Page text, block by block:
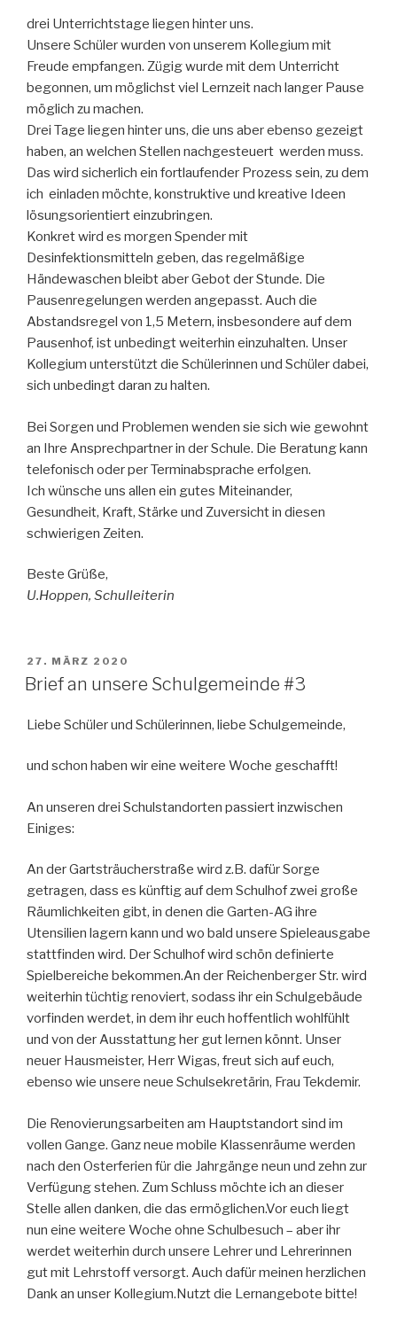
drei Unterrichtstage liegen hinter uns.
Unsere Schüler wurden von unserem Kollegium mit
Freude empfangen. Zügig wurde mit dem Unterricht
begonnen, um möglichst viel Lernzeit nach langer Pause
möglich zu machen.
Drei Tage liegen hinter uns, die uns aber ebenso gezeigt
haben, an welchen Stellen nachgesteuert werden muss.
Das wird sicherlich ein fortlaufender Prozess sein, zu dem
ich einladen möchte, konstruktive und kreative Ideen
lösungsorientiert einzubringen.
Konkret wird es morgen Spender mit
Desinfektionsmitteln geben, das regelmäßige
Händewaschen bleibt aber Gebot der Stunde. Die
Pausenregelungen werden angepasst. Auch die
Abstandsregel von 1,5 Metern, insbesondere auf dem
Pausenhof, ist unbedingt weiterhin einzuhalten. Unser
Kollegium unterstützt die Schülerinnen und Schüler dabei,
sich unbedingt daran zu halten.
Bei Sorgen und Problemen wenden sie sich wie gewohnt
an Ihre Ansprechpartner in der Schule. Die Beratung kann
telefonisch oder per Terminabsprache erfolgen.
Ich wünsche uns allen ein gutes Miteinander,
Gesundheit, Kraft, Stärke und Zuversicht in diesen
schwierigen Zeiten.
Beste Grüße,
U.Hoppen, Schulleiterin
VERÖFFENTLICHT
AM
27. MÄRZ 2020
Brief an unsere Schulgemeinde #3
Liebe Schüler und Schülerinnen, liebe Schulgemeinde,
und schon haben wir eine weitere Woche geschafft!
An unseren drei Schulstandorten passiert inzwischen
Einiges:
An der Gartsträucherstraße wird z.B. dafür Sorge
getragen, dass es künftig auf dem Schulhof zwei große
Räumlichkeiten gibt, in denen die Garten-AG ihre
Utensilien lagern kann und wo bald unsere Spieleausgabe
stattfinden wird. Der Schulhof wird schön definierte
Spielbereiche bekommen.An der Reichenberger Str. wird
weiterhin tüchtig renoviert, sodass ihr ein Schulgebäude
vorfinden werdet, in dem ihr euch hoffentlich wohlfühlt
und von der Ausstattung her gut lernen könnt. Unser
neuer Hausmeister, Herr Wigas, freut sich auf euch,
ebenso wie unsere neue Schulsekretärin, Frau Tekdemir.
Die Renovierungsarbeiten am Hauptstandort sind im
vollen Gange. Ganz neue mobile Klassenräume werden
nach den Osterferien für die Jahrgänge neun und zehn zur
Verfügung stehen. Zum Schluss möchte ich an dieser
Stelle allen danken, die das ermöglichen.Vor euch liegt
nun eine weitere Woche ohne Schulbesuch – aber ihr
werdet weiterhin durch unsere Lehrer und Lehrerinnen
gut mit Lehrstoff versorgt. Auch dafür meinen herzlichen
Dank an unser Kollegium.Nutzt die Lernangebote bitte!